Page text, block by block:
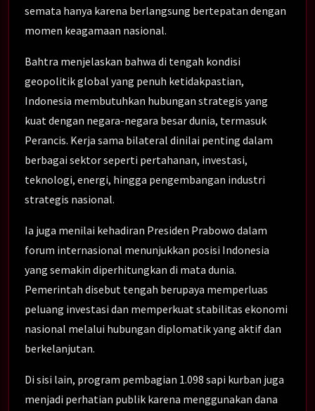
semata hanya karena berlangsung bertepatan dengan
momen keagamaan nasional.
Bahtra menjelaskan bahwa di tengah kondisi
geopolitik global yang penuh ketidakpastian,
Indonesia membutuhkan hubungan strategis yang
kuat dengan negara-negara besar dunia, termasuk
Perancis. Kerja sama bilateral dinilai penting dalam
berbagai sektor seperti pertahanan, investasi,
teknologi, energi, hingga pengembangan industri
strategis nasional.
Ia juga menilai kehadiran Presiden Prabowo dalam
forum internasional menunjukkan posisi Indonesia
yang semakin diperhitungkan di mata dunia.
Pemerintah disebut tengah berupaya memperluas
peluang investasi dan memperkuat stabilitas ekonomi
nasional melalui hubungan diplomatik yang aktif dan
berkelanjutan.
Di sisi lain, program pembagian 1.098 sapi kurban juga
menjadi perhatian publik karena menggunakan dana